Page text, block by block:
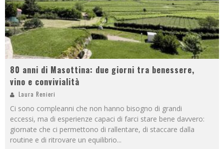
80 anni di Masottina: due giorni tra benessere,
vino e convivialità
Laura Renieri
Ci sono compleanni che non hanno bisogno di grandi
eccessi, ma di esperienze capaci di farci stare bene davvero:
giornate che ci permettono di rallentare, di staccare dalla
routine e di ritrovare un equilibrio...